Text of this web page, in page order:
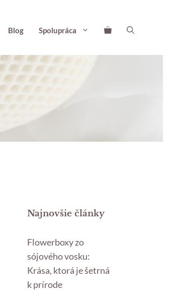
Blog Spolupráca
Najnovšie články
Flowerboxy zo
sójového vosku:
Krása, ktorá je šetrná
k prírode